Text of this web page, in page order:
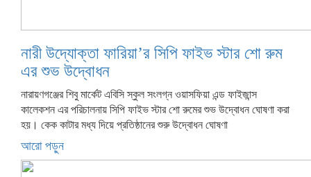
নারী উদ্যোক্তা ফারিয়া’র সিপি ফাইভ স্টার শো রুম
এর শুভ উদ্বোধন
নারায়ণগঞ্জের শিবু মার্কেট এবিসি স্কুল সংলগ্ন ওয়াসফিয়া এন্ড ফাইজান্স
কালেকশন এর পরিচালনায় সিপি ফাইভ স্টার শো রুমের শুভ উদ্বোধন ঘোষণা করা
হয়। কেক কাটার মধ্য দিয়ে প্রতিষ্ঠানের শুরু উদ্বোধন ঘোষণা
আরো পড়ুন